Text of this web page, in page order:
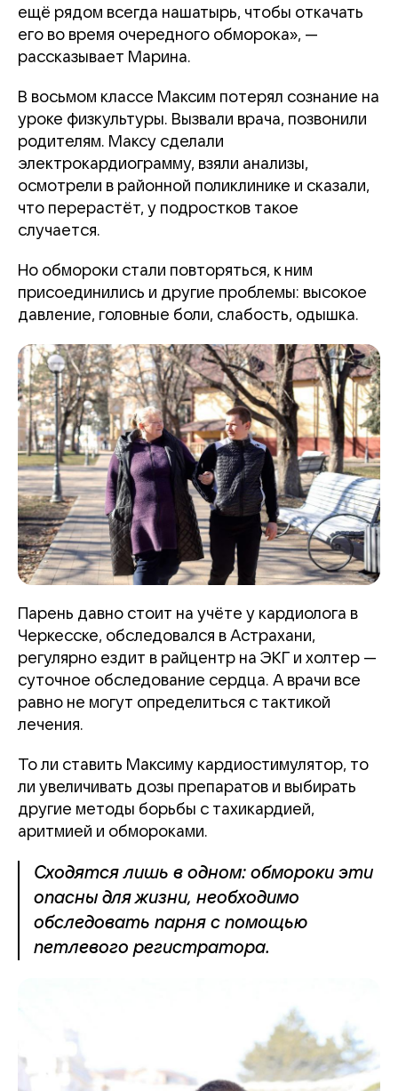
ещё рядом всегда нашатырь, чтобы откачать
его во время очередного обморока», —
рассказывает Марина.
В восьмом классе Максим потерял сознание на
уроке физкультуры. Вызвали врача, позвонили
родителям. Максу сделали
электрокардиограмму, взяли анализы,
осмотрели в районной поликлинике и сказали,
что перерастёт, у подростков такое
случается.
Но обмороки стали повторяться, к ним
присоединились и другие проблемы: высокое
давление, головные боли, слабость, одышка.
Парень давно стоит на учёте у кардиолога в
Черкесске, обследовался в Астрахани,
регулярно ездит в райцентр на ЭКГ и холтер —
суточное обследование сердца. А врачи все
равно не могут определиться с тактикой
лечения.
То ли ставить Максиму кардиостимулятор, то
ли увеличивать дозы препаратов и выбирать
другие методы борьбы с тахикардией,
аритмией и обмороками.
Сходятся лишь в одном: обмороки эти
опасны для жизни, необходимо
обследовать парня с помощью
петлевого регистратора.